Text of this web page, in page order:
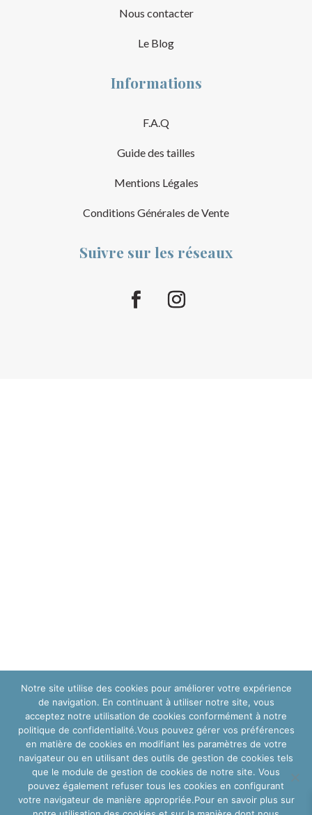
Nous contacter
Le Blog
Informations
F.A.Q
Guide des tailles
Mentions Légales
Conditions Générales de Vente
Suivre sur les réseaux
Notre site utilise des cookies pour améliorer votre expérience
de navigation. En continuant à utiliser notre site, vous
acceptez notre utilisation de cookies conformément à notre
politique de confidentialité.Vous pouvez gérer vos préférences
en matière de cookies en modifiant les paramètres de votre
navigateur ou en utilisant des outils de gestion de cookies tels
que le module de gestion de cookies de notre site. Vous
pouvez également refuser tous les cookies en configurant
votre navigateur de manière appropriée.Pour en savoir plus sur